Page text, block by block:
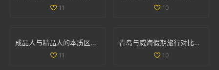
11 10
成品人与精品人的本质区别解析与对比分析
11
青岛与威海假期旅行对比全解析，哪个更值得去探索
10